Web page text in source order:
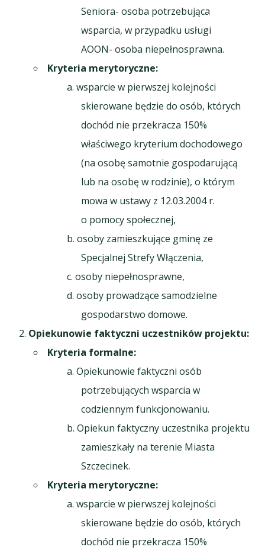
Seniora- osoba potrzebująca
wsparcia, w przypadku usługi
AOON- osoba niepełnosprawna.
Kryteria merytoryczne:
wsparcie w pierwszej kolejności
skierowane będzie do osób, których
dochód nie przekracza 150%
właściwego kryterium dochodowego
(na osobę samotnie gospodarującą
lub na osobę w rodzinie), o którym
mowa w ustawy z 12.03.2004 r.
o pomocy społecznej,
osoby zamieszkujące gminę ze
Specjalnej Strefy Włączenia,
osoby niepełnosprawne,
osoby prowadzące samodzielne
gospodarstwo domowe.
Opiekunowie faktyczni uczestników projektu:
Kryteria formalne:
Opiekunowie faktyczni osób
potrzebujących wsparcia w
codziennym funkcjonowaniu.
Opiekun faktyczny uczestnika projektu
zamieszkały na terenie Miasta
Szczecinek.
Kryteria merytoryczne:
wsparcie w pierwszej kolejności
skierowane będzie do osób, których
dochód nie przekracza 150%